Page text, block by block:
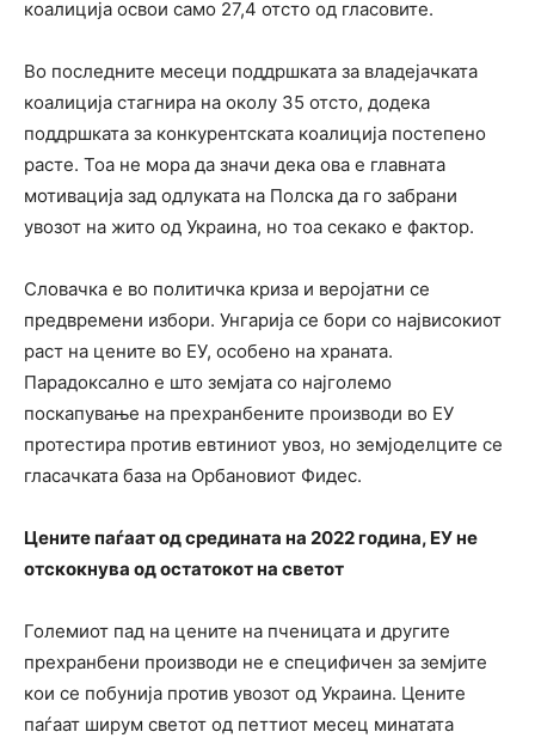
коалиција освои само 27,4 отсто од гласовите.
Во последните месеци поддршката за владејачката
коалиција стагнира на околу 35 отсто, додека
поддршката за конкурентската коалиција постепено
расте. Тоа не мора да значи дека ова е главната
мотивација зад одлуката на Полска да го забрани
увозот на жито од Украина, но тоа секако е фактор.
Словачка е во политичка криза и веројатни се
предвремени избори. Унгарија се бори со највисокиот
раст на цените во ЕУ, особено на храната.
Парадоксално е што земјата со најголемо
поскапување на прехранбените производи во ЕУ
протестира против евтиниот увоз, но земјоделците се
гласачката база на Орбановиот Фидес.
Цените паѓаат од средината на 2022 година, ЕУ не
отскокнува од остатокот на светот
Големиот пад на цените на пченицата и другите
прехранбени производи не е специфичен за земјите
кои се побунија против увозот од Украина. Цените
паѓаат ширум светот од петтиот месец минатата